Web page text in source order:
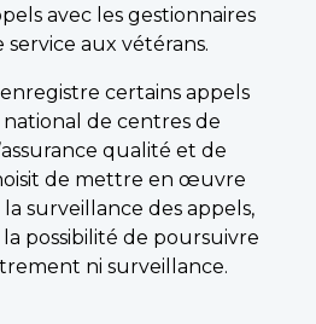
avec les gestionnaires
aux vétérans.
certains appels
national de centres de
qualité et de
de mettre en œuvre
surveillance des appels,
possibilité de poursuivre
ni surveillance.